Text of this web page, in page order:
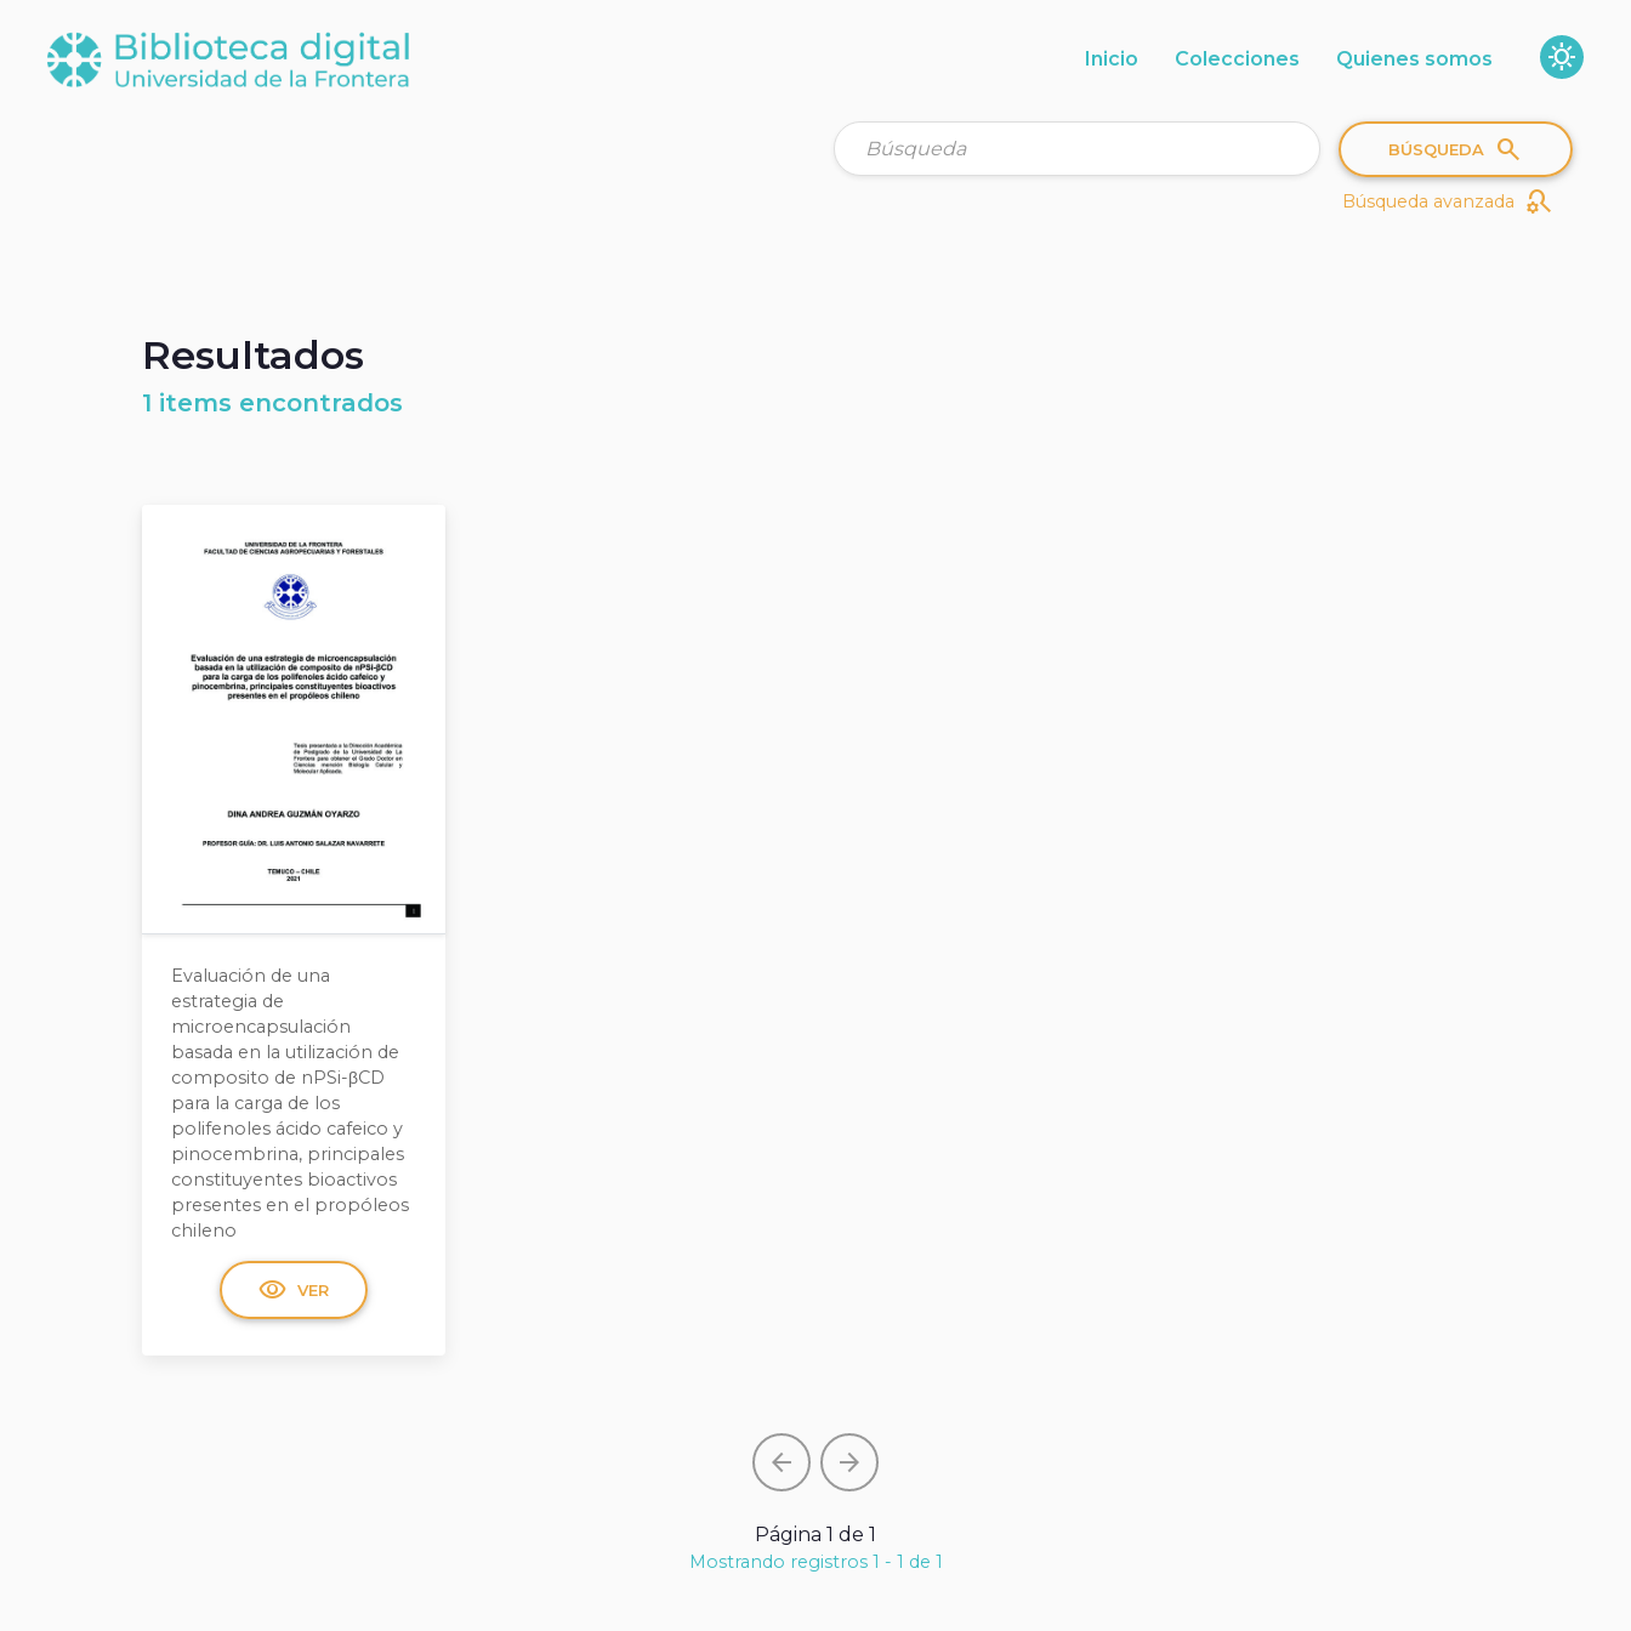
sunny
Inicio Colecciones Quienes somos
BÚSQUEDA search
Búsqueda avanzada search_gear
Resultados
1 items encontrados
Evaluación de una
estrategia de
microencapsulación
basada en la utilización de
composito de nPSi-βCD
para la carga de los
polifenoles ácido cafeico y
pinocembrina, principales
constituyentes bioactivos
presentes en el propóleos
chileno
visibility VER
arrow_back arrow_forward
Página 1 de 1
Mostrando registros 1 - 1 de 1